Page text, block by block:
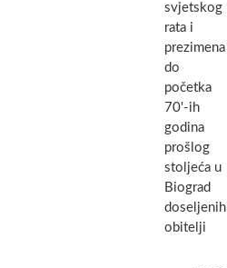
svjetskog
rata i
prezimena
do
početka
70'-ih
godina
prošlog
stoljeća u
Biograd
doseljenih
obitelji